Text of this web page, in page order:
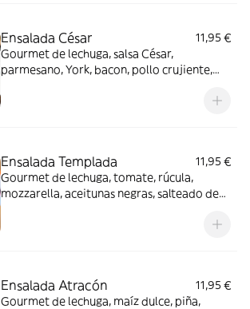
Ensalada César
11,95 €
Gourmet de lechuga, salsa César,
parmesano, York, bacon, pollo crujiente,
Ensalada Templada
11,95 €
Gourmet de lechuga, tomate, rúcula,
mozzarella, aceitunas negras, salteado de
Ensalada Atracón
11,95 €
Gourmet de lechuga, maíz dulce, piña,